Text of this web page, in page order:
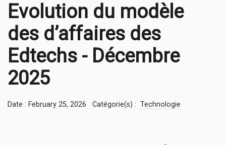
Evolution du modèle
des d’affaires des
Edtechs - Décembre
2025
Date : February 25, 2026 Catégorie(s) : Technologie